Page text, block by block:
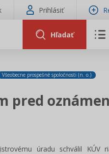
Prihlásiť
Hľadať
Všeobecne prospešné spoločnosti (n. o.)
pred
úradu schválil KÚV